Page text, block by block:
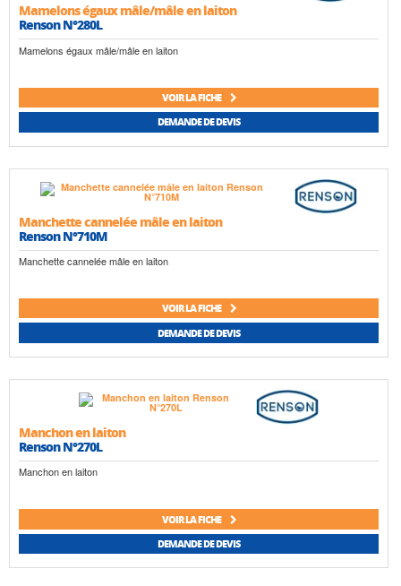
Mamelons égaux mâle/mâle en laiton
Renson N°280L
Mamelons égaux mâle/mâle en laiton
VOIR LA FICHE
DEMANDE DE DEVIS
Manchette cannelée mâle en laiton
Renson N°710M
Manchette cannelée mâle en laiton
VOIR LA FICHE
DEMANDE DE DEVIS
Manchon en laiton
Renson N°270L
Manchon en laiton
VOIR LA FICHE
DEMANDE DE DEVIS